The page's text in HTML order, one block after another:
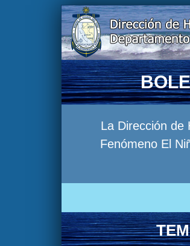
La Dirección de
Fenómeno El